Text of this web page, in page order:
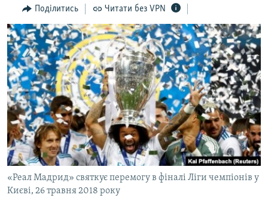
Перейти
до
пошуку
ПОГЛЯД
ІНТЕРВ'Ю
ВСЕ ЗА ДЕНЬ
СПЕЦПРОЕКТИ
ДЕПОРТАЦІЯ
ВІДЕОУРОКИ «ELIFBE»
СВІДЧЕННЯ ОКУПАЦІЇ
УКРАЇНСЬКА ПРОБЛЕМА КРИМУ
ІНФОГРАФІКА
ЯК ОБІЙТИ БЛОКУВАННЯ
Русский
Qırımtatar
ДОЛУЧАЙСЯ!
Поділитись Читати без VPN
«Реал Мадрид» святкує перемогу в фіналі Ліги чемпіонів у
Києві, 26 травня 2018 року